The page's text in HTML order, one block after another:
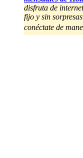
disfruta de
fijo y sin
conéctate de